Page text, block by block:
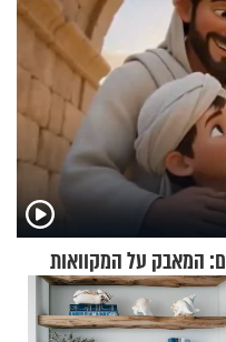
המאבק על המקוואות